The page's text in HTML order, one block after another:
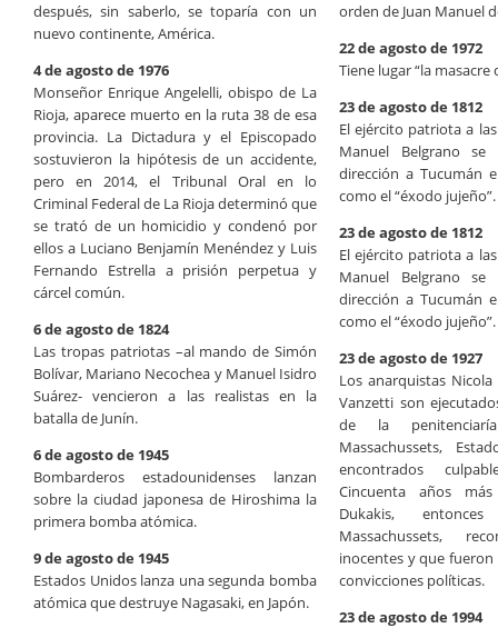
después, sin saberlo, se toparía con un
nuevo continente, América.
4 de agosto de 1976
Monseñor Enrique Angelelli, obispo de La
Rioja, aparece muerto en la ruta 38 de esa
provincia. La Dictadura y el Episcopado
sostuvieron la hipótesis de un accidente,
pero en 2014, el Tribunal Oral en lo
Criminal Federal de La Rioja determinó que
se trató de un homicidio y condenó por
ellos a Luciano Benjamín Menéndez y Luis
Fernando Estrella a prisión perpetua y
cárcel común.
6 de agosto de 1824
Las tropas patriotas –al mando de Simón
Bolívar, Mariano Necochea y Manuel Isidro
Suárez- vencieron a las realistas en la
batalla de Junín.
6 de agosto de 1945
Bombarderos estadounidenses lanzan
sobre la ciudad japonesa de Hiroshima la
primera bomba atómica.
9 de agosto de 1945
Estados Unidos lanza una segunda bomba
atómica que destruye Nagasaki, en Japón.
orden de Juan Manuel
22 de agosto de 1972
Tiene lugar “la masacre
23 de agosto de 1812
El ejército patriota a
Manuel Belgrano
dirección a Tucumán
como el “éxodo jujeño”.
23 de agosto de 1812
El ejército patriota a
Manuel Belgrano
dirección a Tucumán
como el “éxodo jujeño”.
23 de agosto de 1927
Los anarquistas
Vanzetti son
de la
Massachussets,
encontrados
Cincuenta años
Dukakis,
Massachussets,
inocentes y que
convicciones políticas.
23 de agosto de 1994